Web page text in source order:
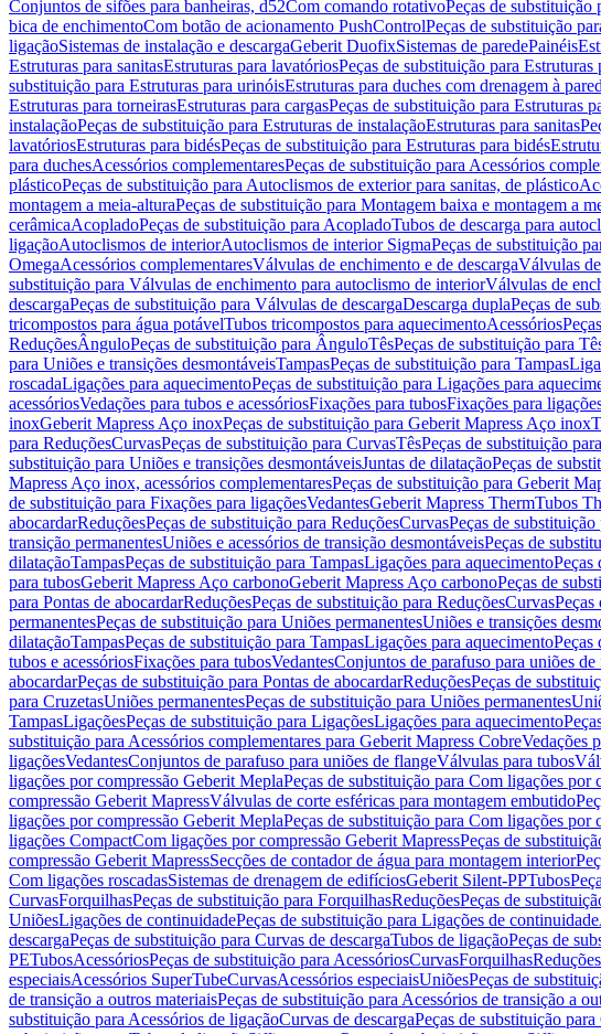
Conjuntos de sifões para banheiras, d52Com comando rotativoPeças de
bica de enchimentoCom botão de acionamento PushControlPeças de substituição
ligaçãoSistemas de instalação e descargaGeberit DuofixSistemas de paredePainéis
Estruturas para sanitasEstruturas para lavatóriosPeças de substituição para Estruturas
substituição para Estruturas para urinóisEstruturas para duches com drenagem à
Estruturas para torneirasEstruturas para cargasPeças de substituição para Estruturas
instalaçãoPeças de substituição para Estruturas de instalaçãoEstruturas para sanitas
lavatóriosEstruturas para bidésPeças de substituição para Estruturas para bidés
para duchesAcessórios complementaresPeças de substituição para Acessórios
plásticoPeças de substituição para Autoclismos de exterior para sanitas, de plástico
montagem a meia-alturaPeças de substituição para Montagem baixa e montagem a
cerâmicaAcopladoPeças de substituição para AcopladoTubos de descarga para
ligaçãoAutoclismos de interiorAutoclismos de interior SigmaPeças de substituição
OmegaAcessórios complementaresVálvulas de enchimento e de descargaVálvulas
substituição para Válvulas de enchimento para autoclismo de interiorVálvulas de
descargaPeças de substituição para Válvulas de descargaDescarga duplaPeças de
tricompostos para água potávelTubos tricompostos para aquecimentoAcessórios
ReduçõesÂnguloPeças de substituição para ÂnguloTêsPeças de substituição para
para Uniões e transições desmontáveisTampasPeças de substituição para Tampas
roscadaLigações para aquecimentoPeças de substituição para Ligações para
acessóriosVedações para tubos e acessóriosFixações para tubosFixações para
inoxGeberit Mapress Aço inoxPeças de substituição para Geberit Mapress Aço inox
para ReduçõesCurvasPeças de substituição para CurvasTêsPeças de substituição
substituição para Uniões e transições desmontáveisJuntas de dilataçãoPeças de
Mapress Aço inox, acessórios complementaresPeças de substituição para Geberit
de substituição para Fixações para ligaçõesVedantesGeberit Mapress ThermTubos
abocardarReduçõesPeças de substituição para ReduçõesCurvasPeças de
transição permanentesUniões e acessórios de transição desmontáveisPeças de
dilataçãoTampasPeças de substituição para TampasLigações para aquecimentoPeças
para tubosGeberit Mapress Aço carbonoGeberit Mapress Aço carbonoPeças de
para Pontas de abocardarReduçõesPeças de substituição para ReduçõesCurvasPeças
permanentesPeças de substituição para Uniões permanentesUniões e transições
dilataçãoTampasPeças de substituição para TampasLigações para aquecimentoPeças
tubos e acessóriosFixações para tubosVedantesConjuntos de parafuso para uniões de
abocardarPeças de substituição para Pontas de abocardarReduçõesPeças de
para CruzetasUniões permanentesPeças de substituição para Uniões permanentes
TampasLigaçõesPeças de substituição para LigaçõesLigações para aquecimento
substituição para Acessórios complementares para Geberit Mapress CobreVedações
ligaçõesVedantesConjuntos de parafuso para uniões de flangeVálvulas para tubos
ligações por compressão Geberit MeplaPeças de substituição para Com ligações por
compressão Geberit MapressVálvulas de corte esféricas para montagem embutido
ligações por compressão Geberit MeplaPeças de substituição para Com ligações por
ligações CompactCom ligações por compressão Geberit MapressPeças de
compressão Geberit MapressSecções de contador de água para montagem interior
Com ligações roscadasSistemas de drenagem de edifíciosGeberit Silent-PPTubos
CurvasForquilhasPeças de substituição para ForquilhasReduçõesPeças de
UniõesLigações de continuidadePeças de substituição para Ligações de continuidade
descargaPeças de substituição para Curvas de descargaTubos de ligaçãoPeças de
PETubosAcessóriosPeças de substituição para AcessóriosCurvasForquilhasReduções
especiaisAcessórios SuperTubeCurvasAcessórios especiaisUniõesPeças de
de transição a outros materiaisPeças de substituição para Acessórios de transição a
substituição para Acessórios de ligaçãoCurvas de descargaPeças de substituição